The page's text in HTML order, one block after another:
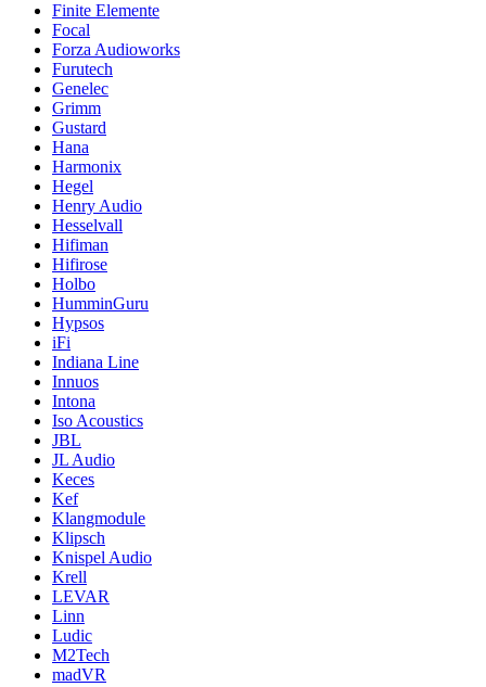
Finite Elemente
Focal
Forza Audioworks
Furutech
Genelec
Grimm
Gustard
Hana
Harmonix
Hegel
Henry Audio
Hesselvall
Hifiman
Hifirose
Holbo
HumminGuru
Hypsos
iFi
Indiana Line
Innuos
Intona
Iso Acoustics
JBL
JL Audio
Keces
Kef
Klangmodule
Klipsch
Knispel Audio
Krell
LEVAR
Linn
Ludic
M2Tech
madVR